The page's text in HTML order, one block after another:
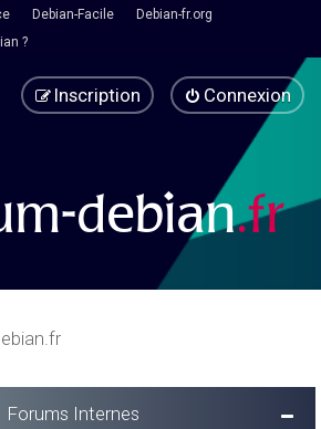
Debian-Facile
Debian-fr.org
?
Connexion
Inscription
Forums Internes